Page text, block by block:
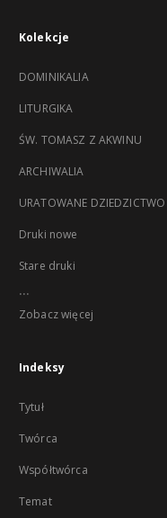
Kolekcje
DOMINIKALIA
LITURGIKA
ŚW. TOMASZ Z AKWINU
ARCHIWALIA
URATOWANE DZIEDZICTWO
Druki nowe
Stare druki
...
Zobacz więcej
Indeksy
Tytuł
Twórca
Współtwórca
Temat